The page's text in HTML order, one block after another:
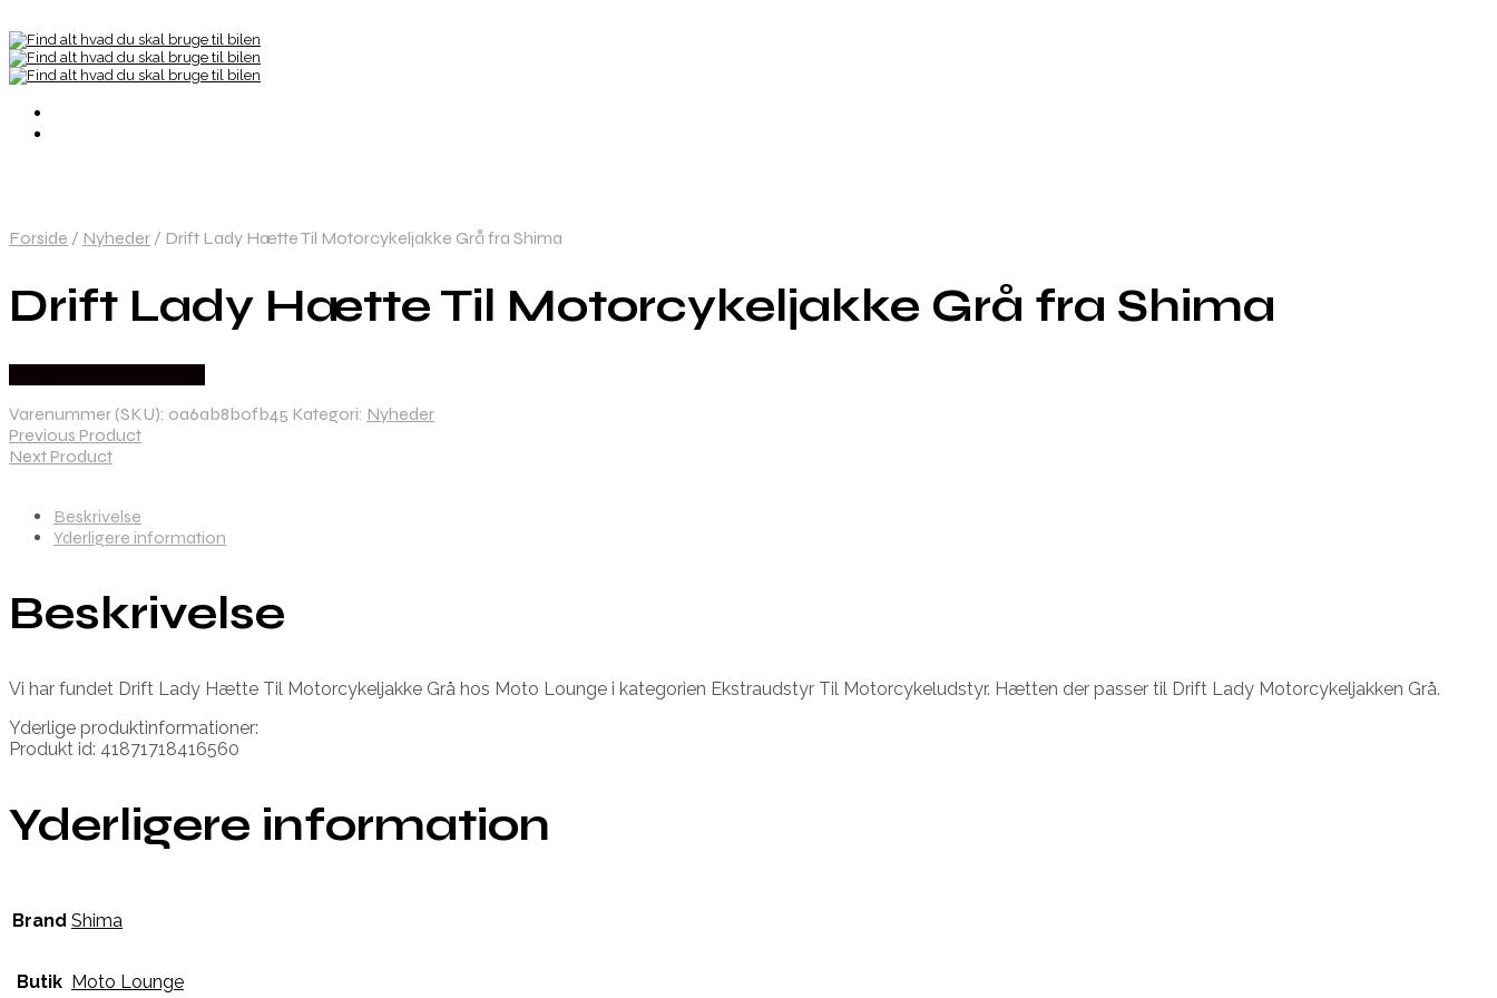
Forside / Nyheder / Drift Lady Hætte Til Motorcykeljakke Grå fra Shima
Drift Lady Hætte Til Motorcykeljakke Grå fra Shima
Varenummer (SKU): 0a6ab8b0fb45 Kategori: Nyheder
Previous Product
Next Product
Beskrivelse
Yderligere information
Beskrivelse
Vi har fundet Drift Lady Hætte Til Motorcykeljakke Grå hos Moto Lounge i kategorien Ekstraudstyr Til Motorcykeludstyr. Hætten der passer til Drift Lady Motorcykeljakken Grå.
Yderlige produktinformationer:
Produkt id: 41871718416560
Yderligere information
Brand Shima
Butik Moto Lounge